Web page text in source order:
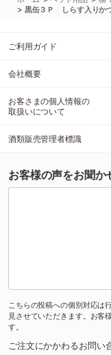
> 黒缶３Ｐ しらす入りか
ご利用ガイド
会社概要
お客さまの個人情報の
取扱いについて
酒類販売管理者標識
お客様の声をお聞か
こちらの投稿への個別対応は
見させていただきます。お客
す。
ご注文にかかわるお問い